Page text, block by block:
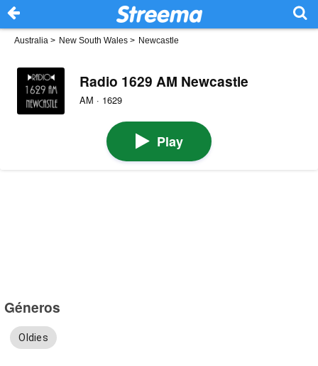
Australia > New South Wales > Newcastle
Radio 1629 AM Newcastle
AM · 1629
Play
Géneros
Oldies